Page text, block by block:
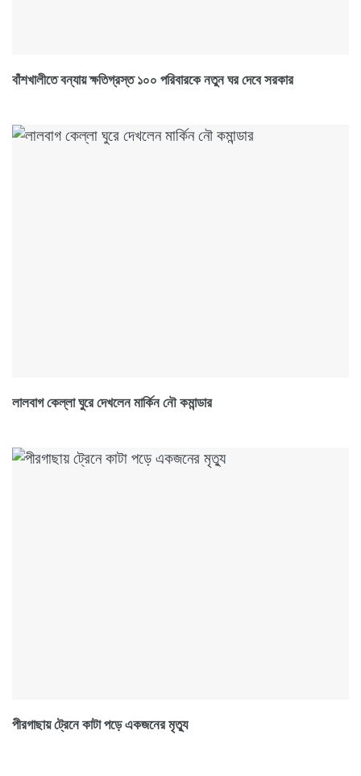
বাঁশখালীতে বন্যায় ক্ষতিগ্রস্ত ১০০ পরিবারকে নতুন ঘর দেবে সরকার
লালবাগ কেল্লা ঘুরে দেখলেন মার্কিন নৌ কমান্ডার
পীরগাছায় ট্রেনে কাটা পড়ে একজনের মৃত্যু